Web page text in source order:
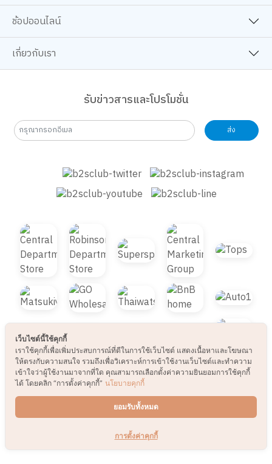
ช้อปออนไลน์
เกี่ยวกับเรา
รับข่าวสารและโปรโมชั่น
ส่ง
© 2021 B2S CLUB, All rights reserved. Web
เว็บไซต์นี้ใช้คุกกี้
เราใช้คุกกี้เพื่อเพิ่มประสบการณ์ที่ดีในการใช้เว็บไซต์ แสดงเนื้อหาและโฆษณา
ให้ตรงกับความสนใจ รวมถึงเพื่อวิเคราะห์การเข้าใช้งานเว็บไซต์และทำความ
เข้าใจว่าผู้ใช้งานมาจากที่ใด คุณสามารถเลือกตั้งค่าความยินยอมการใช้คุกกี้
ได้ โดยคลิก “การตั้งค่าคุกกี้” นโยบายคุกกี้
ยอมรับทั้งหมด
การตั้งค่าคุกกี้